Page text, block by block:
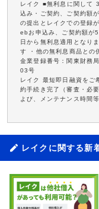
レイク ■無利息に関して
込み・ご契約、ご契約額
の提出とレイクでの登録
ebお申込み、ご契約額が
日から無利息適用となり
す ・他の無利息商品との
金業登録番号：関東財務
03号
レイク 最短即日融資をご
約手続き完了（審査・必
よび、メンテナンス時間
レイクに関する新